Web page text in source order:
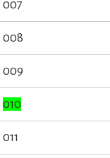
007
008
009
010
011